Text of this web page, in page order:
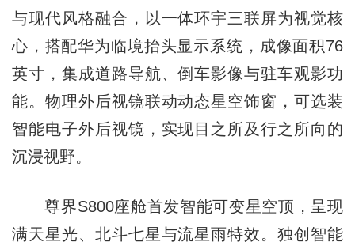
与现代风格融合，以一体环宇三联屏为视觉核
心，搭配华为临境抬头显示系统，成像面积76
英寸，集成道路导航、倒车影像与驻车观影功
能。物理外后视镜联动动态星空饰窗，可选装
智能电子外后视镜，实现目之所及行之所向的
沉浸视野。
尊界S800座舱首发智能可变星空顶，呈现
满天星光、北斗七星与流星雨特效。独创智能